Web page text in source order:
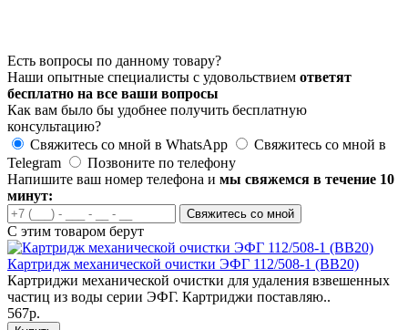
Есть вопросы по данному товару?
Наши опытные специалисты с удовольствием ответят
бесплатно на все ваши вопросы
Как вам было бы удобнее получить бесплатную
консультацию?
Свяжитесь со мной в WhatsApp
Свяжитесь со мной в
Telegram
Позвоните по телефону
Напишите ваш номер телефона и мы свяжемся в течение 10
минут:
Свяжитесь со мной
С этим товаром берут
Картридж механической очистки ЭФГ 112/508-1 (BB20)
Картриджи механической очистки для удаления взвешенных
частиц из воды серии ЭФГ. Картриджи поставляю..
567р.